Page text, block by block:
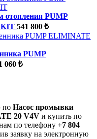
отопления PUMP
541 800 ₺
PUMP
060 ₺
по Насос промывки
20 V4V и купить по
по телефону +7 804
заявку на электронную